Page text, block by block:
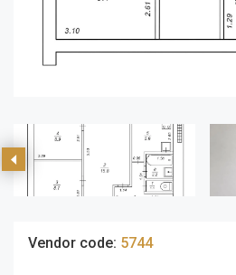
Vendor code: 5744